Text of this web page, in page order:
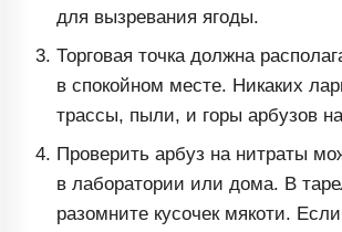
для вызревания ягоды.
Торговая точка должна
в спокойном месте. Никаких
трассы, пыли, и горы арбузов
Проверить арбуз на нитраты
в лаборатории или дома. В
разомните кусочек мякоти.